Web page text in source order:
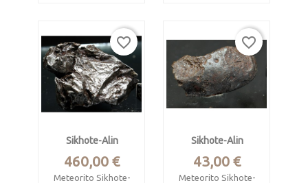
Territorio marítimo,
Rusia.
Mide 1.8 x 1.3 x 0.8
cm. Pesa 6.18
gramos.
de la primera
fragmentación.
Argentina, 27° 38′ 0″ S, 61° 43′ 0″
Meteorito metálico,
octaedrita gruesa
IAB.
Pesa 1.36 gramos.
Sikhote-Alin
Precio
460,00 €
Meteorito Sikhote-
favorite_border
Sikhote-Alin
Precio
43,00 €
Meteorito Sikhote-
favorite_border